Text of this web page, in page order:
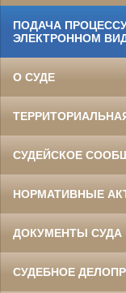
ПОДАЧА
ЭЛЕКТРОННОМ
О СУДЕ
СУДЕЙСКОЕ
НОРМАТИВНЫЕ
ДОКУМЕНТЫ СУДА
СУДЕБНОЕ